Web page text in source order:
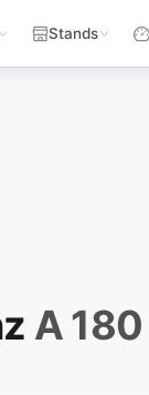
Stands
A 180